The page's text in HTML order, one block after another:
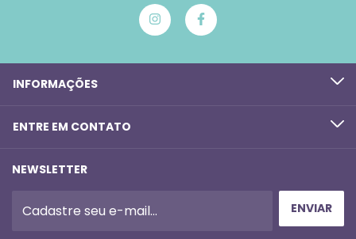
INFORMAÇÕES
ENTRE EM CONTATO
NEWSLETTER